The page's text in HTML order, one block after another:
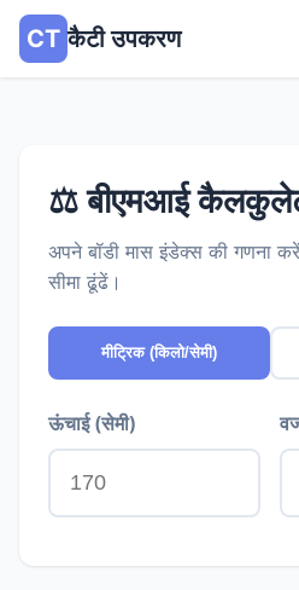
CT कैटी उपकरण
⚖️ बीएमआई
अपने बॉडी मास इंडेक्स की गणना
सीमा ढूंढें।
मीट्रिक (किलो/सेमी)
ऊंचाई (सेमी)